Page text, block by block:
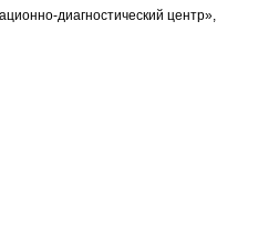
диагностический центр»,